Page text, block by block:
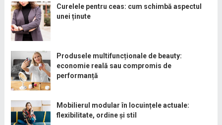
Curelele pentru ceas: cum schimbă aspectul
unei ținute
Produsele multifuncționale de beauty:
economie reală sau compromis de
performanță
Mobilierul modular în locuințele actuale:
flexibilitate, ordine și stil